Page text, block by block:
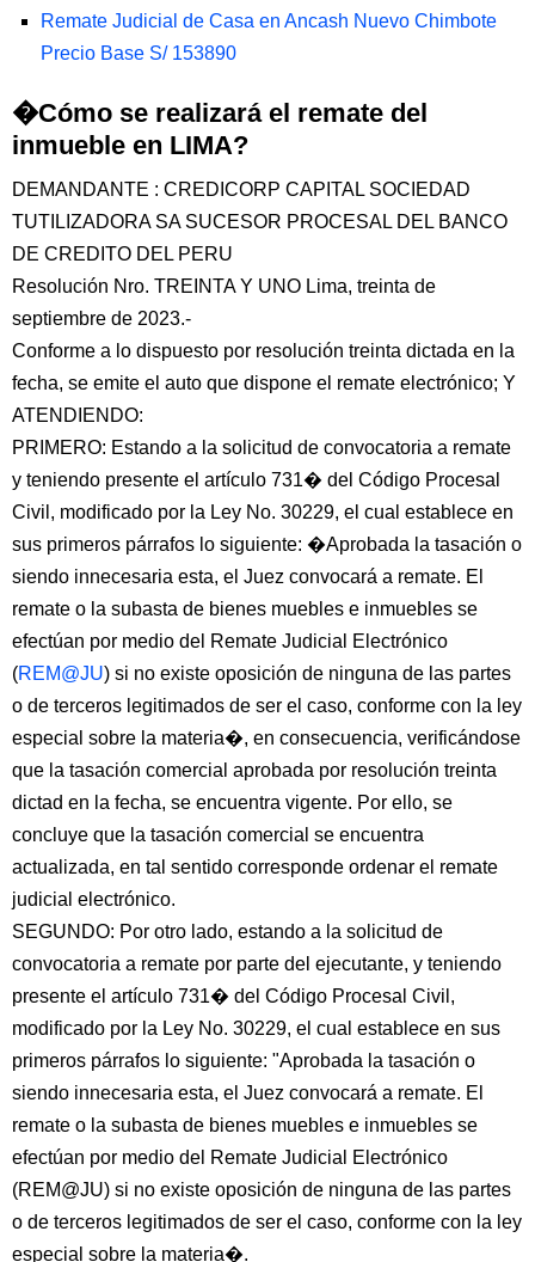
Remate Judicial de Casa en Ancash Nuevo Chimbote
Precio Base S/ 153890
�Cómo se realizará el remate del
inmueble en LIMA?
DEMANDANTE : CREDICORP CAPITAL SOCIEDAD
TUTILIZADORA SA SUCESOR PROCESAL DEL BANCO
DE CREDITO DEL PERU
Resolución Nro. TREINTA Y UNO Lima, treinta de
septiembre de 2023.-
Conforme a lo dispuesto por resolución treinta dictada en la
fecha, se emite el auto que dispone el remate electrónico; Y
ATENDIENDO:
PRIMERO: Estando a la solicitud de convocatoria a remate
y teniendo presente el artículo 731� del Código Procesal
Civil, modificado por la Ley No. 30229, el cual establece en
sus primeros párrafos lo siguiente: �Aprobada la tasación o
siendo innecesaria esta, el Juez convocará a remate. El
remate o la subasta de bienes muebles e inmuebles se
efectúan por medio del Remate Judicial Electrónico
(REM@JU) si no existe oposición de ninguna de las partes
o de terceros legitimados de ser el caso, conforme con la ley
especial sobre la materia�, en consecuencia, verificándose
que la tasación comercial aprobada por resolución treinta
dictad en la fecha, se encuentra vigente. Por ello, se
concluye que la tasación comercial se encuentra
actualizada, en tal sentido corresponde ordenar el remate
judicial electrónico.
SEGUNDO: Por otro lado, estando a la solicitud de
convocatoria a remate por parte del ejecutante, y teniendo
presente el artículo 731� del Código Procesal Civil,
modificado por la Ley No. 30229, el cual establece en sus
primeros párrafos lo siguiente: "Aprobada la tasación o
siendo innecesaria esta, el Juez convocará a remate. El
remate o la subasta de bienes muebles e inmuebles se
efectúan por medio del Remate Judicial Electrónico
(REM@JU) si no existe oposición de ninguna de las partes
o de terceros legitimados de ser el caso, conforme con la ley
especial sobre la materia�.